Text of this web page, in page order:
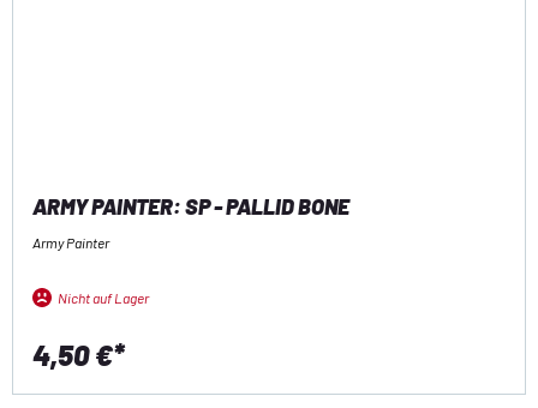
ARMY PAINTER: SP - PALLID BONE
Army Painter
Nicht auf Lager
4,50 €*